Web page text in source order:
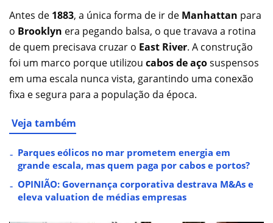
Antes de 1883, a única forma de ir de Manhattan para
o Brooklyn era pegando balsa, o que travava a rotina
de quem precisava cruzar o East River. A construção
foi um marco porque utilizou cabos de açosuspensos
em uma escala nunca vista, garantindo uma conexão
fixa e segura para a população da época.
Veja também
Parques eólicos no mar prometem energia em
grande escala, mas quem paga por cabos e portos?
OPINIÃO: Governança corporativa destrava M&As e
eleva valuation de médias empresas